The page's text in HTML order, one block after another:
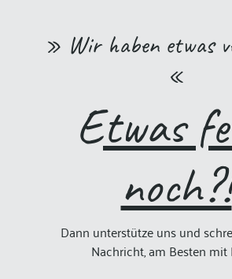
» Wir haben etwas
«
Etwas
noch?!
Dann unterstütze uns und
Nachricht, am Besten mit